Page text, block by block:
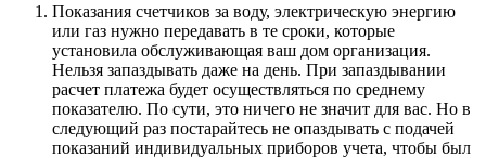
Показания счетчиков за воду, электрическую энергию
или газ нужно передавать в те сроки, которые
установила обслуживающая ваш дом организация.
Нельзя запаздывать даже на день. При запаздывании
расчет платежа будет осуществляться по среднему
показателю. По сути, это ничего не значит для вас. Но в
следующий раз постарайтесь не опаздывать с подачей
показаний индивидуальных приборов учета, чтобы был